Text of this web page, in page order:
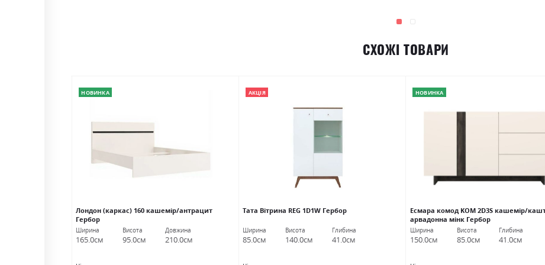
СХОЖІ ТОВАРИ
НОВИНКА
Лондон (каркас) 160 кашемір/антрацит
Гербор
Ширина
165.0см
Висота
95.0см
Довжина
210.0см
АКЦІЯ
Тата Вітрина REG 1D1W Гербор
Ширина
85.0см
Висота
140.0см
Глибина
41.0см
НОВИНКА
Есмара комод KOM 2D3S кашемір/
арвадонна мінк Гербор
Ширина
150.0см
Висота
85.0см
Глибина
41.0см